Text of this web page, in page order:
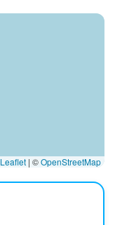
Leaflet | ©OpenStreetMap